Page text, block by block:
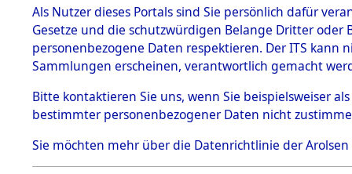
Effekten
1.2.9.1
Effekten aus
dem KZ
Dachau
Dokument
e
1.2.9.2
Effekten aus
dem KZ
Als Nutzer dieses Portals sind Sie persönlich dafür
Gesetze und die schutzwürdigen Belange Dritter
personenbezogene Daten respektieren. Der ITS
Sammlungen erscheinen, verantwortlich gemacht
Bitte kontaktieren Sie uns, wenn Sie beispielsweiser
bestimmter personenbezogener Daten nicht
Sie möchten mehr über die Datenrichtlinie der Arolsen